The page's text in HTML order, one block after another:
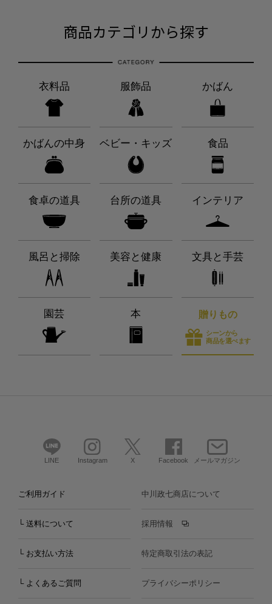
商品カテゴリから探す
衣料品 服飾品 かばん
かばんの中身 ベビー・キッズ 食品
食卓の道具 台所の道具 インテリア
風呂と掃除 美容と健康 文具と手芸
園芸 本 贈りもの
シーンから
商品を選べます
LINE Instagram X Facebook メールマガジン
ご利用ガイド
└ 送料について
└ お支払い方法
└ よくあるご質問
中川政七商店について
採用情報
特定商取引法の表記
プライバシーポリシー